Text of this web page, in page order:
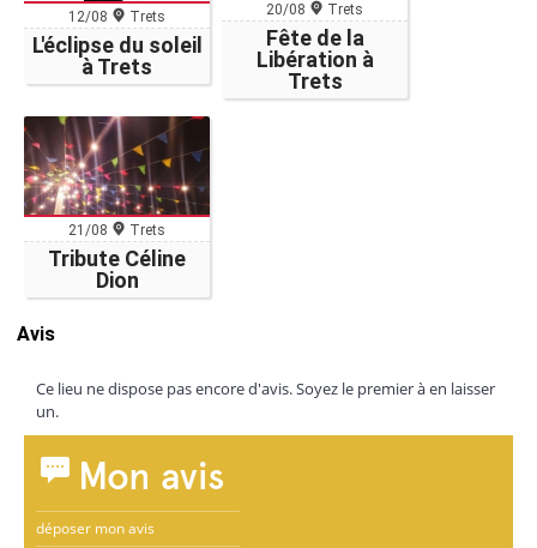
12/08 Trets
L'éclipse du soleil
à Trets
20/08 Trets
Fête de la
Libération à
Trets
21/08 Trets
Tribute Céline
Dion
Avis
Ce lieu ne dispose pas encore d'avis. Soyez le premier à en laisser
un.
Mon avis
déposer mon avis